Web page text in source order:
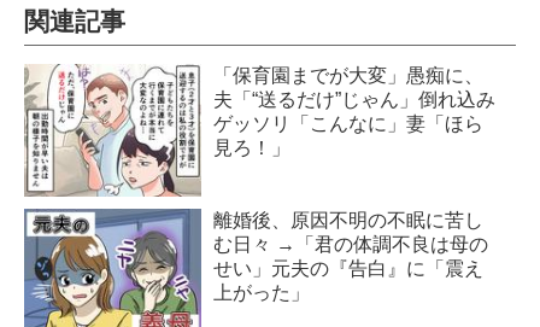
関連記事
「保育園までが大変」愚痴に、
夫「“送るだけ”じゃん」倒れ込み
ゲッソリ「こんなに」妻「ほら
見ろ！」
離婚後、原因不明の不眠に苦し
む日々 →「君の体調不良は母の
せい」元夫の『告白』に「震え
上がった」